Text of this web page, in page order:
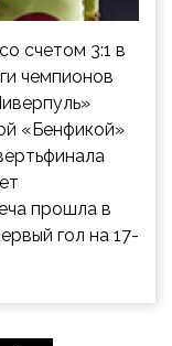
счетом 3:1 в
чемпионов
«Бенфикой»
прошла в
гол на 17-